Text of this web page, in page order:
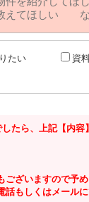
たい 資
たら、上記【内容
ざいますので予め
もしくはメール